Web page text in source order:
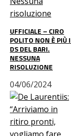
UFFICIALE – CIRO
POLITO NON È PIÙ
DS DEL BARI.
NESSUNA
RISOLUZIONE
04/06/2024